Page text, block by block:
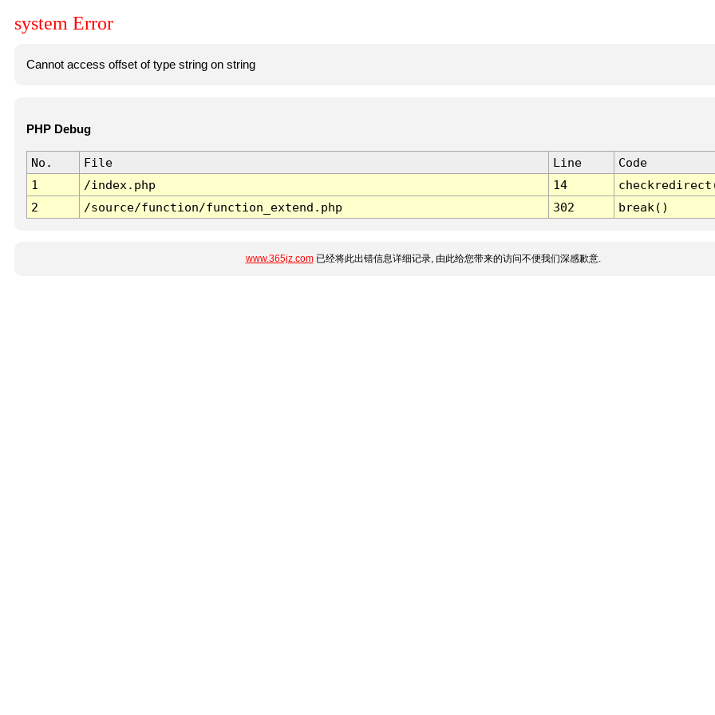
system Error
Cannot access offset of type string on string
PHP Debug
No. File Line
Code
1
/index.php 14
2
/source/function/function_extend.php 302 break()
www.365jz.com已经将此出错信息详细记录, 由此给您带来的访问不便我们深感歉意.